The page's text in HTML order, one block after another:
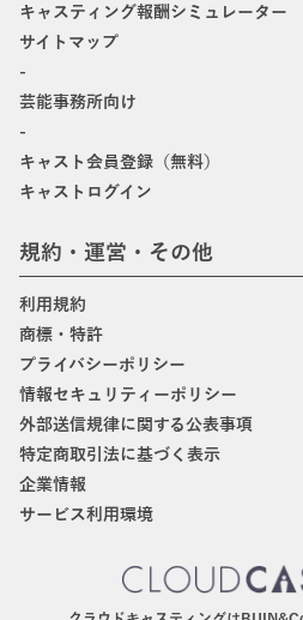
キャスティング報酬シミュレーター
サイトマップ
-
芸能事務所向け
-
キャスト会員登録（無料）
キャストログイン
規約・運営・その他
利用規約
商標・特許
プライバシーポリシー
情報セキュリティーポリシー
外部送信規律に関する公表事項
特定商取引法に基づく表示
企業情報
サービス利用環境